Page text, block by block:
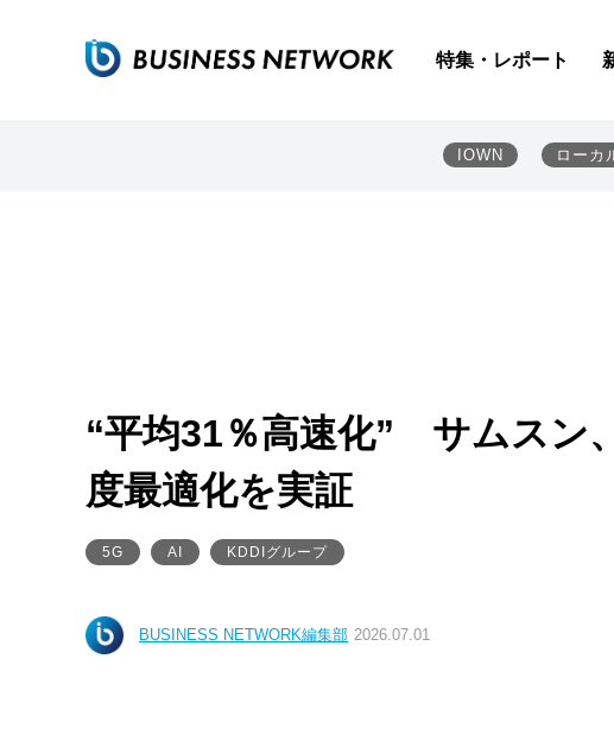
特集・レポート
IOWN ローカ
“平均31％高速化” サムスン
度最適化を実証
5G AI KDDIグループ
BUSINESS NETWORK編集部 2026.07.01